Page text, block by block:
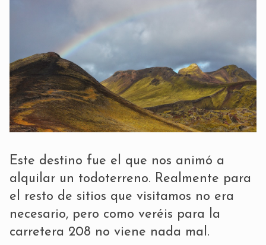
Este destino fue el que nos animó a
alquilar un todoterreno. Realmente para
el resto de sitios que visitamos no era
necesario, pero como veréis para la
carretera 208 no viene nada mal.